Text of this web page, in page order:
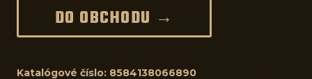
DO OBCHODU →
Katalógové číslo: 8584138066890